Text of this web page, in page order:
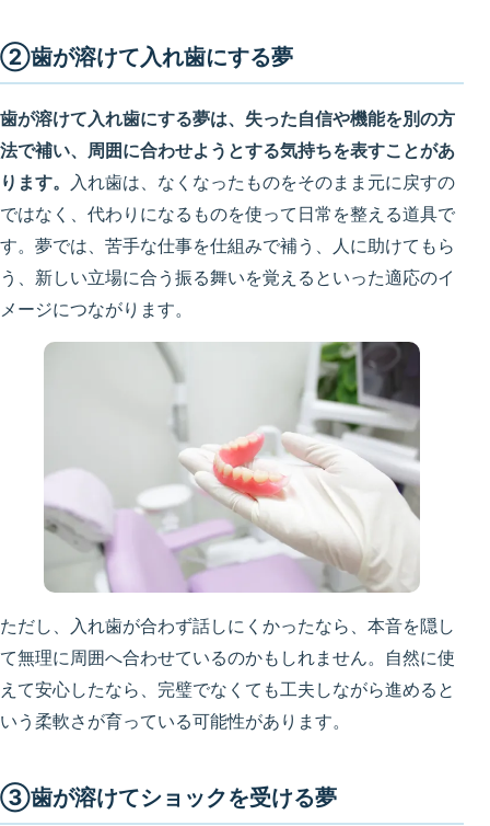
②歯が溶けて入れ歯にする夢
歯が溶けて入れ歯にする夢は、失った自信や機能を別の方
法で補い、周囲に合わせようとする気持ちを表すことがあ
ります。
入れ歯は、なくなったものをそのまま元に戻すの
ではなく、代わりになるものを使って日常を整える道具で
す。夢では、苦手な仕事を仕組みで補う、人に助けてもら
う、新しい立場に合う振る舞いを覚えるといった適応のイ
メージにつながります。
ただし、入れ歯が合わず話しにくかったなら、本音を隠し
て無理に周囲へ合わせているのかもしれません。自然に使
えて安心したなら、完璧でなくても工夫しながら進めると
いう柔軟さが育っている可能性があります。
③歯が溶けてショックを受ける夢